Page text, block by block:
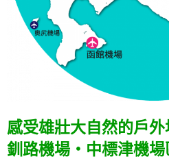
感受雄壯大自然的戶
釧路機場・中標津機